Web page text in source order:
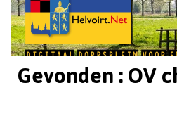
Gevonden : OV